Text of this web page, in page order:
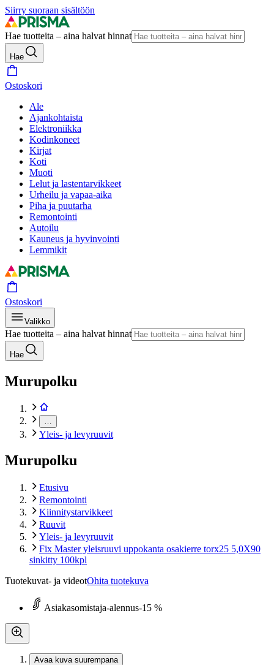
Siirry suoraan sisältöön
Hae tuotteita – aina halvat hinnat
Hae
Ostoskori
Ale
Ajankohtaista
Elektroniikka
Kodinkoneet
Kirjat
Koti
Muoti
Lelut ja lastentarvikkeet
Urheilu ja vapaa-aika
Piha ja puutarha
Remontointi
Autoilu
Kauneus ja hyvinvointi
Lemmikit
Ostoskori
Valikko
Hae tuotteita – aina halvat hinnat
Hae
Murupolku
Yleis- ja levyruuvit
Murupolku
Etusivu
Remontointi
Kiinnitystarvikkeet
Ruuvit
Yleis- ja levyruuvit
Fix Master yleisruuvi uppokanta osakierre torx25 5,0X90
sinkitty 100kpl
Tuotekuvat- ja videotOhita tuotekuva
Asiakasomistaja-alennus-15 %
Avaa kuva suurempana